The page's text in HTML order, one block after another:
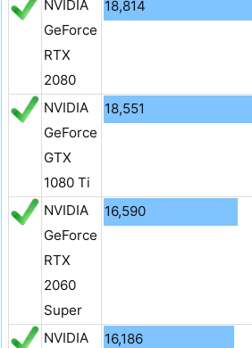
NVIDIA
GeForce
RTX
2080
18,814
NVIDIA
GeForce
GTX
1080 Ti
18,551
NVIDIA
GeForce
RTX
2060
Super
16,590
NVIDIA 16,186